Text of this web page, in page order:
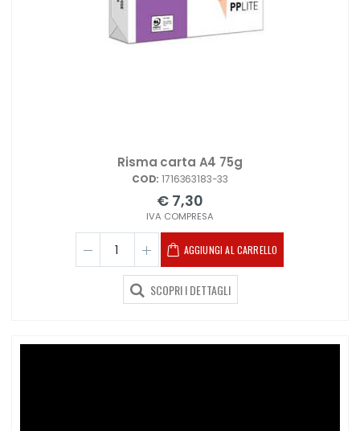
Risma carta A4 75g
COD: 1716363183-33
€ 7,30
IVA COMPRESA
AGGIUNGI AL CARRELLO
SCOPRI I DETTAGLI